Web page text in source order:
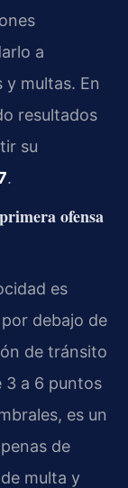
a
multas. En
resultados
su
.
ofensa
es
debajo de
de tránsito
3 a 6 puntos
es un
de
multa y